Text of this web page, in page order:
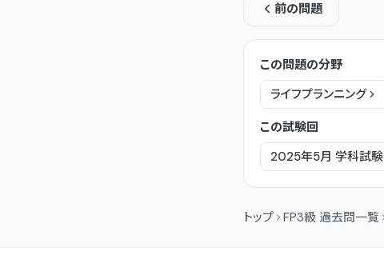
前の問題
この問題の分野
ライフプランニング
この試験回
2025年5月 学科試験
トップ FP3級 過去問一覧